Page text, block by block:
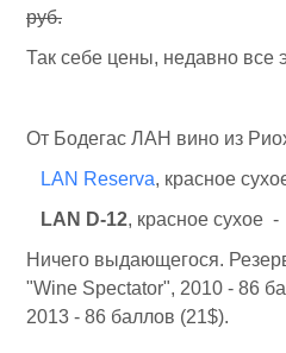
руб.
Так себе цены, недавно все
От Бодегас ЛАН вино из
LAN Reserva, красное
LAN D-12, красное сухое
Ничего выдающегося.
"Wine Spectator", 2010 - 86
2013 - 86 баллов (21$).